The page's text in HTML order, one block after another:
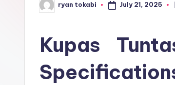
Posted
by
ryan tokabi July 21, 2025
Kupas